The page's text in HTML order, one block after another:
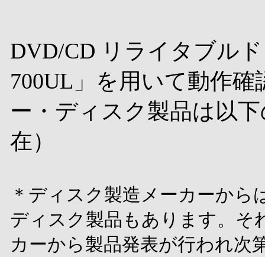
DVD/CD リライタブル
700UL」を用いて動作
ー・ディスク製品は以
在）
＊ディスク製造メーカーか
ディスク製品もあります。そ
カーから製品発表が行われ次